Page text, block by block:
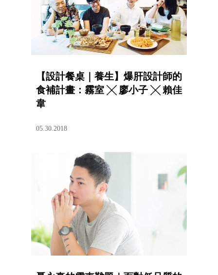
【設計餐桌｜養生】爆肝設計師的
食補計畫：霧室 ╳ 廖小子 ╳ 賴佳
韋
05.30.2018